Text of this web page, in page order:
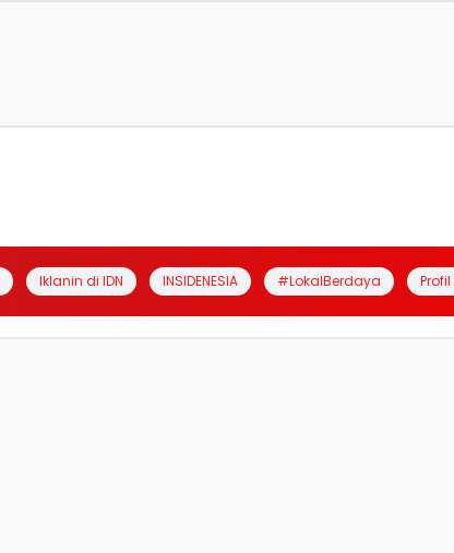
Iklanin di IDN INSIDENESIA #LokalBerdaya